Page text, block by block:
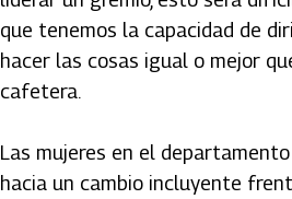
que tenemos la capacidad de
hacer las cosas igual o mejor
cafetera.
Las mujeres en el
hacia un cambio incluyente